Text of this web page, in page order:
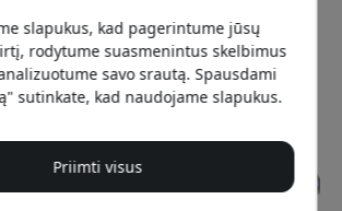
slapukus, kad pagerintume jūsų
rodytume suasmenintus skelbimus
savo srautą. Spausdami
sutinkate, kad naudojame slapukus.
Priimti visus